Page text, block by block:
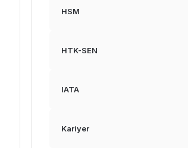
HSM
HTK-SEN
IATA
Kariyer